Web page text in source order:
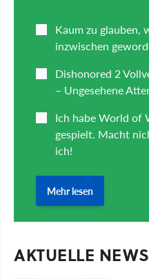
AKTUELLE NEWS